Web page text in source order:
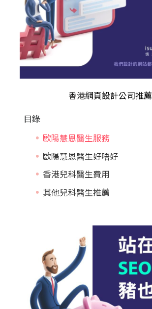
香港網頁設計公司推薦
目錄
歐陽慧恩醫生服務
歐陽慧恩醫生好唔好
香港兒科醫生費用
其他兒科醫生推薦